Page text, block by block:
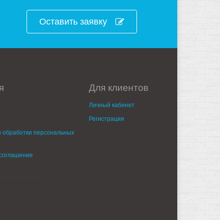
Оставить заявку
персональных
Для клиентов
Личный кабинет
Регистрация